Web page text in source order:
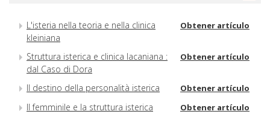
L'isteria nella teoria e nella clinica
kleiniana
Obtener artículo
Struttura isterica e clinica lacaniana :
dal Caso di Dora
Obtener artículo
Il destino della personalità isterica Obtener artículo
Il femminile e la struttura isterica Obtener artículo